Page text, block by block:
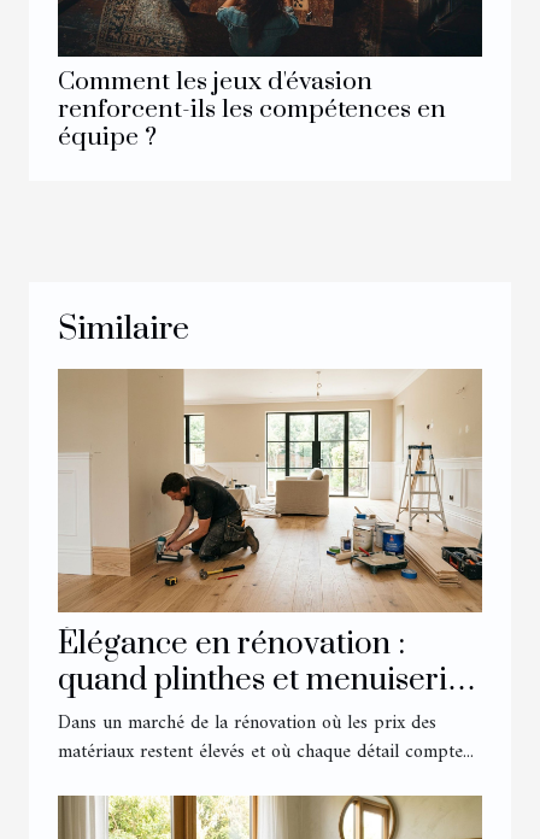
Comment les jeux d'évasion
renforcent-ils les compétences en
équipe ?
Similaire
Élégance en rénovation :
quand plinthes et menuiserie
transforment un intérieur
Dans un marché de la rénovation où les prix des
matériaux restent élevés et où chaque détail compte...